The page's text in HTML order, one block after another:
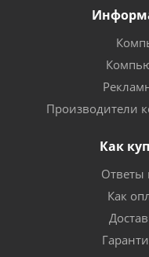
Производители
Как
Ответы
Как